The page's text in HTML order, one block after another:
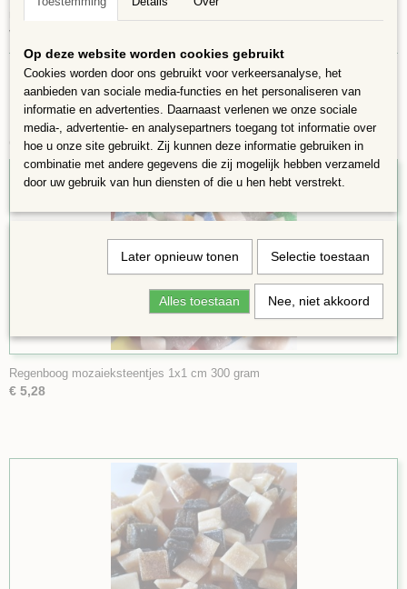
van de mozaïeksteentjes is een mozaiek-wieltjestang nodig.
Ook interessant
Regenboog mozaieksteentjes 1x1 cm 300 gram
€ 5,28
Op deze website worden cookies gebruikt
Cookies worden door ons gebruikt voor verkeersanalyse, het
aanbieden van sociale media-functies en het personaliseren van
informatie en advertenties. Daarnaast verlenen we onze sociale
media-, advertentie- en analysepartners toegang tot informatie over
hoe u onze site gebruikt. Zij kunnen deze informatie gebruiken in
combinatie met andere gegevens die zij mogelijk hebben verzameld
door uw gebruik van hun diensten of die u hen hebt verstrekt.
Later opnieuw tonen Selectie toestaan
Alles toestaan Nee, niet akkoord